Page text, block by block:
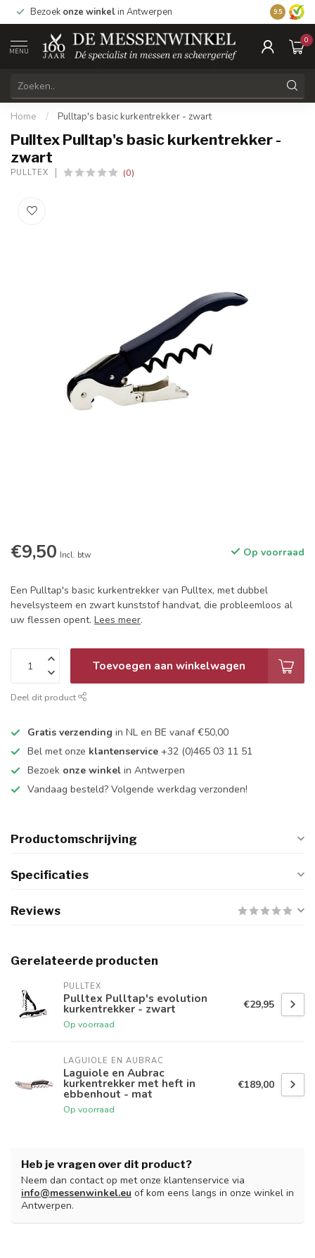
Bezoek onze winkelin Antwerpen Vandaag
9.5
MENU
0
Home / Pulltap's basic kurkentrekker - zwart
Pulltex Pulltap's basic kurkentrekker -
zwart
PULLTEX (0)
€9,50 Incl. btw Op voorraad
Een Pulltap's basic kurkentrekker van Pulltex, met dubbel
hevelsysteem en zwart kunststof handvat, die probleemloos al
uw flessen opent. Lees meer.
Toevoegen aan winkelwagen
Deel dit product
Gratis verzending in NL en BE vanaf €50,00
Bel met onze klantenservice +32 (0)465 03 11 51
Bezoek onze winkel in Antwerpen
Vandaag besteld? Volgende werkdag verzonden!
Productomschrijving
Specificaties
Reviews
Gerelateerde producten
PULLTEX
Pulltex Pulltap's evolution
kurkentrekker - zwart
Op voorraad
€29,95
LAGUIOLE EN AUBRAC
Laguiole en Aubrac
kurkentrekker met heft in
ebbenhout - mat
Op voorraad
€189,00
Heb je vragen over dit product?
Neem dan contact op met onze klantenservice via
info@messenwinkel.eu of kom eens langs in onze winkel in
Antwerpen.